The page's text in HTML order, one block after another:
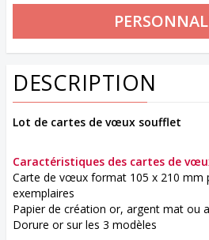
DESCRIPTION
Lot de cartes de vœux soufflet
Caractéristiques des cartes de
Carte de vœux format 105 x 210 mm
exemplaires
Papier de création or, argent mat ou
Dorure or sur les 3 modèles